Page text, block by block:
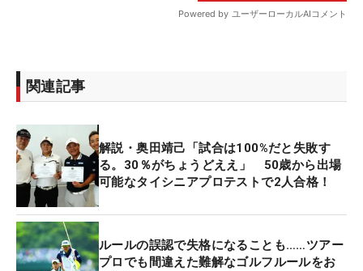
関連記事
解説・奥田靖己「試合は100%だと失敗す
る。30％がちょうどええ」 50歳から出場
可能なタイシニアプロテストで2人合格！
ルールの誤認で失格になることも……ツアー
プロでも間違えた難解なゴルフルールをお